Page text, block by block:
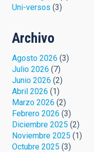
Uni-versos (3)
Archivo
Agosto 2026 (3)
Julio 2026 (7)
Junio 2026 (2)
Abril 2026 (1)
Marzo 2026 (2)
Febrero 2026 (3)
Diciembre 2025 (2)
Noviembre 2025 (1)
Octubre 2025 (3)